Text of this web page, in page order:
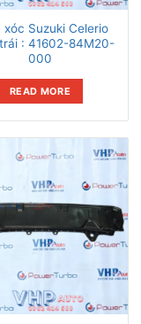
xóc Suzuki Celerio
: 41602-84M20-
000
READ MORE